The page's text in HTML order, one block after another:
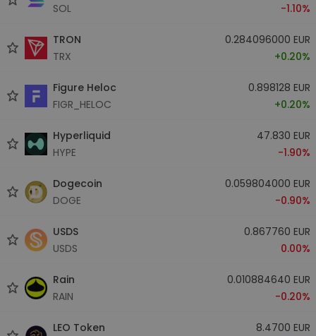
SOL
-1.10%
TRON
TRX
0.284096000 EUR
+0.20%
Figure Heloc
FIGR_HELOC
0.898128 EUR
+0.20%
Hyperliquid
HYPE
47.830 EUR
-1.90%
Dogecoin
DOGE
0.059804000 EUR
-0.90%
USDS
USDS
0.867760 EUR
0.00%
Rain
RAIN
0.010884640 EUR
-0.20%
LEO Token
8.4700 EUR